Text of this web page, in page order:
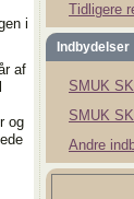
i
af
og
Tidligere
Indbydelser
SMUK
SMUK
Andre